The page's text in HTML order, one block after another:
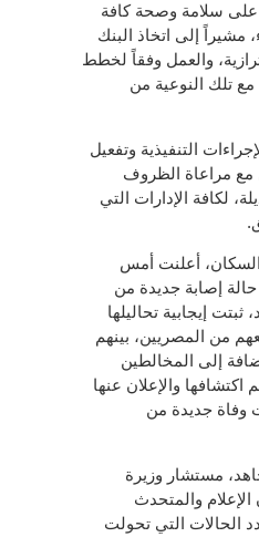
على سلامة وصحة كافة
مشيراً إلى اتخاذ البنك
والعمل وفقاً لخطط
مع تلك النوعية من
التنفيذية وتفعيل
مراعاة الظروف
لكافة الإدارات التي
أعلنت أمس
السبت، عن تسجيل 85 حالة إصابة جديدة من
إيجابية تحاليلها
من المصريين، بينهم
إلى المخالطين
اكتشافها والإعلان عنها
5 حالات وفاة جديدة من
مستشار وزيرة
والمتحدث
الحالات التي تحولت